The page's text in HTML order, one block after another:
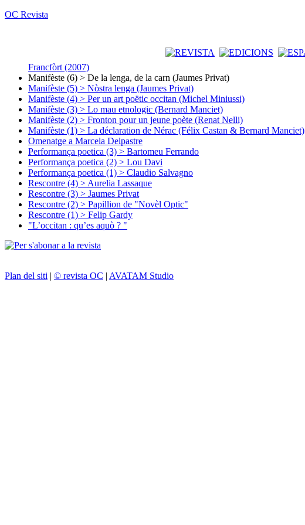
OC Revista
Francfòrt (2007)
Manifèste (6) > De la lenga, de la carn (Jaumes Privat)
Manifèste (5) > Nòstra lenga (Jaumes Privat)
Manifèste (4) > Per un art poëtic occitan (Michel Miniussi)
Manifèste (3) > Lo mau etnologic (Bernard Manciet)
Manifèste (2) > Fronton pour un jeune poète (Renat Nelli)
Manifèste (1) > La déclaration de Nérac (Félix Castan & Bernard Manciet)
Omenatge a Marcela Delpastre
Performança poetica (3) > Bartomeu Ferrando
Performança poetica (2) > Lou Davi
Performança poetica (1) > Claudio Salvagno
Rescontre (4) > Aurelia Lassaque
Rescontre (3) > Jaumes Privat
Rescontre (2) > Papillion de "Novèl Optic"
Rescontre (1) > Felip Gardy
"L’occitan : qu’es aquò ? "
Plan del siti | © revista OC | AVATAM Studio